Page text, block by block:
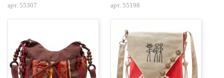
арт. 55307
арт. 55198